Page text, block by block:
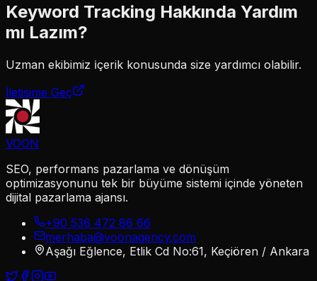
Keyword Tracking Hakkında Yardım
mı Lazım?
Uzman ekibimiz i̇çerik konusunda size yardımcı olabilir.
İletişime Geç
VOON
SEO, performans pazarlama ve dönüşüm
optimizasyonunu tek bir büyüme sistemi içinde yöneten
dijital pazarlama ajansı.
+90 536 472 86 66
merhaba@voonagency.com
Aşağı Eğlence, Etlik Cd No:61, Keçiören / Ankara